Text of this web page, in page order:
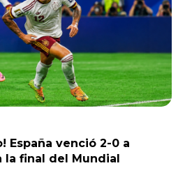
España venció 2-0 a
la final del Mundial